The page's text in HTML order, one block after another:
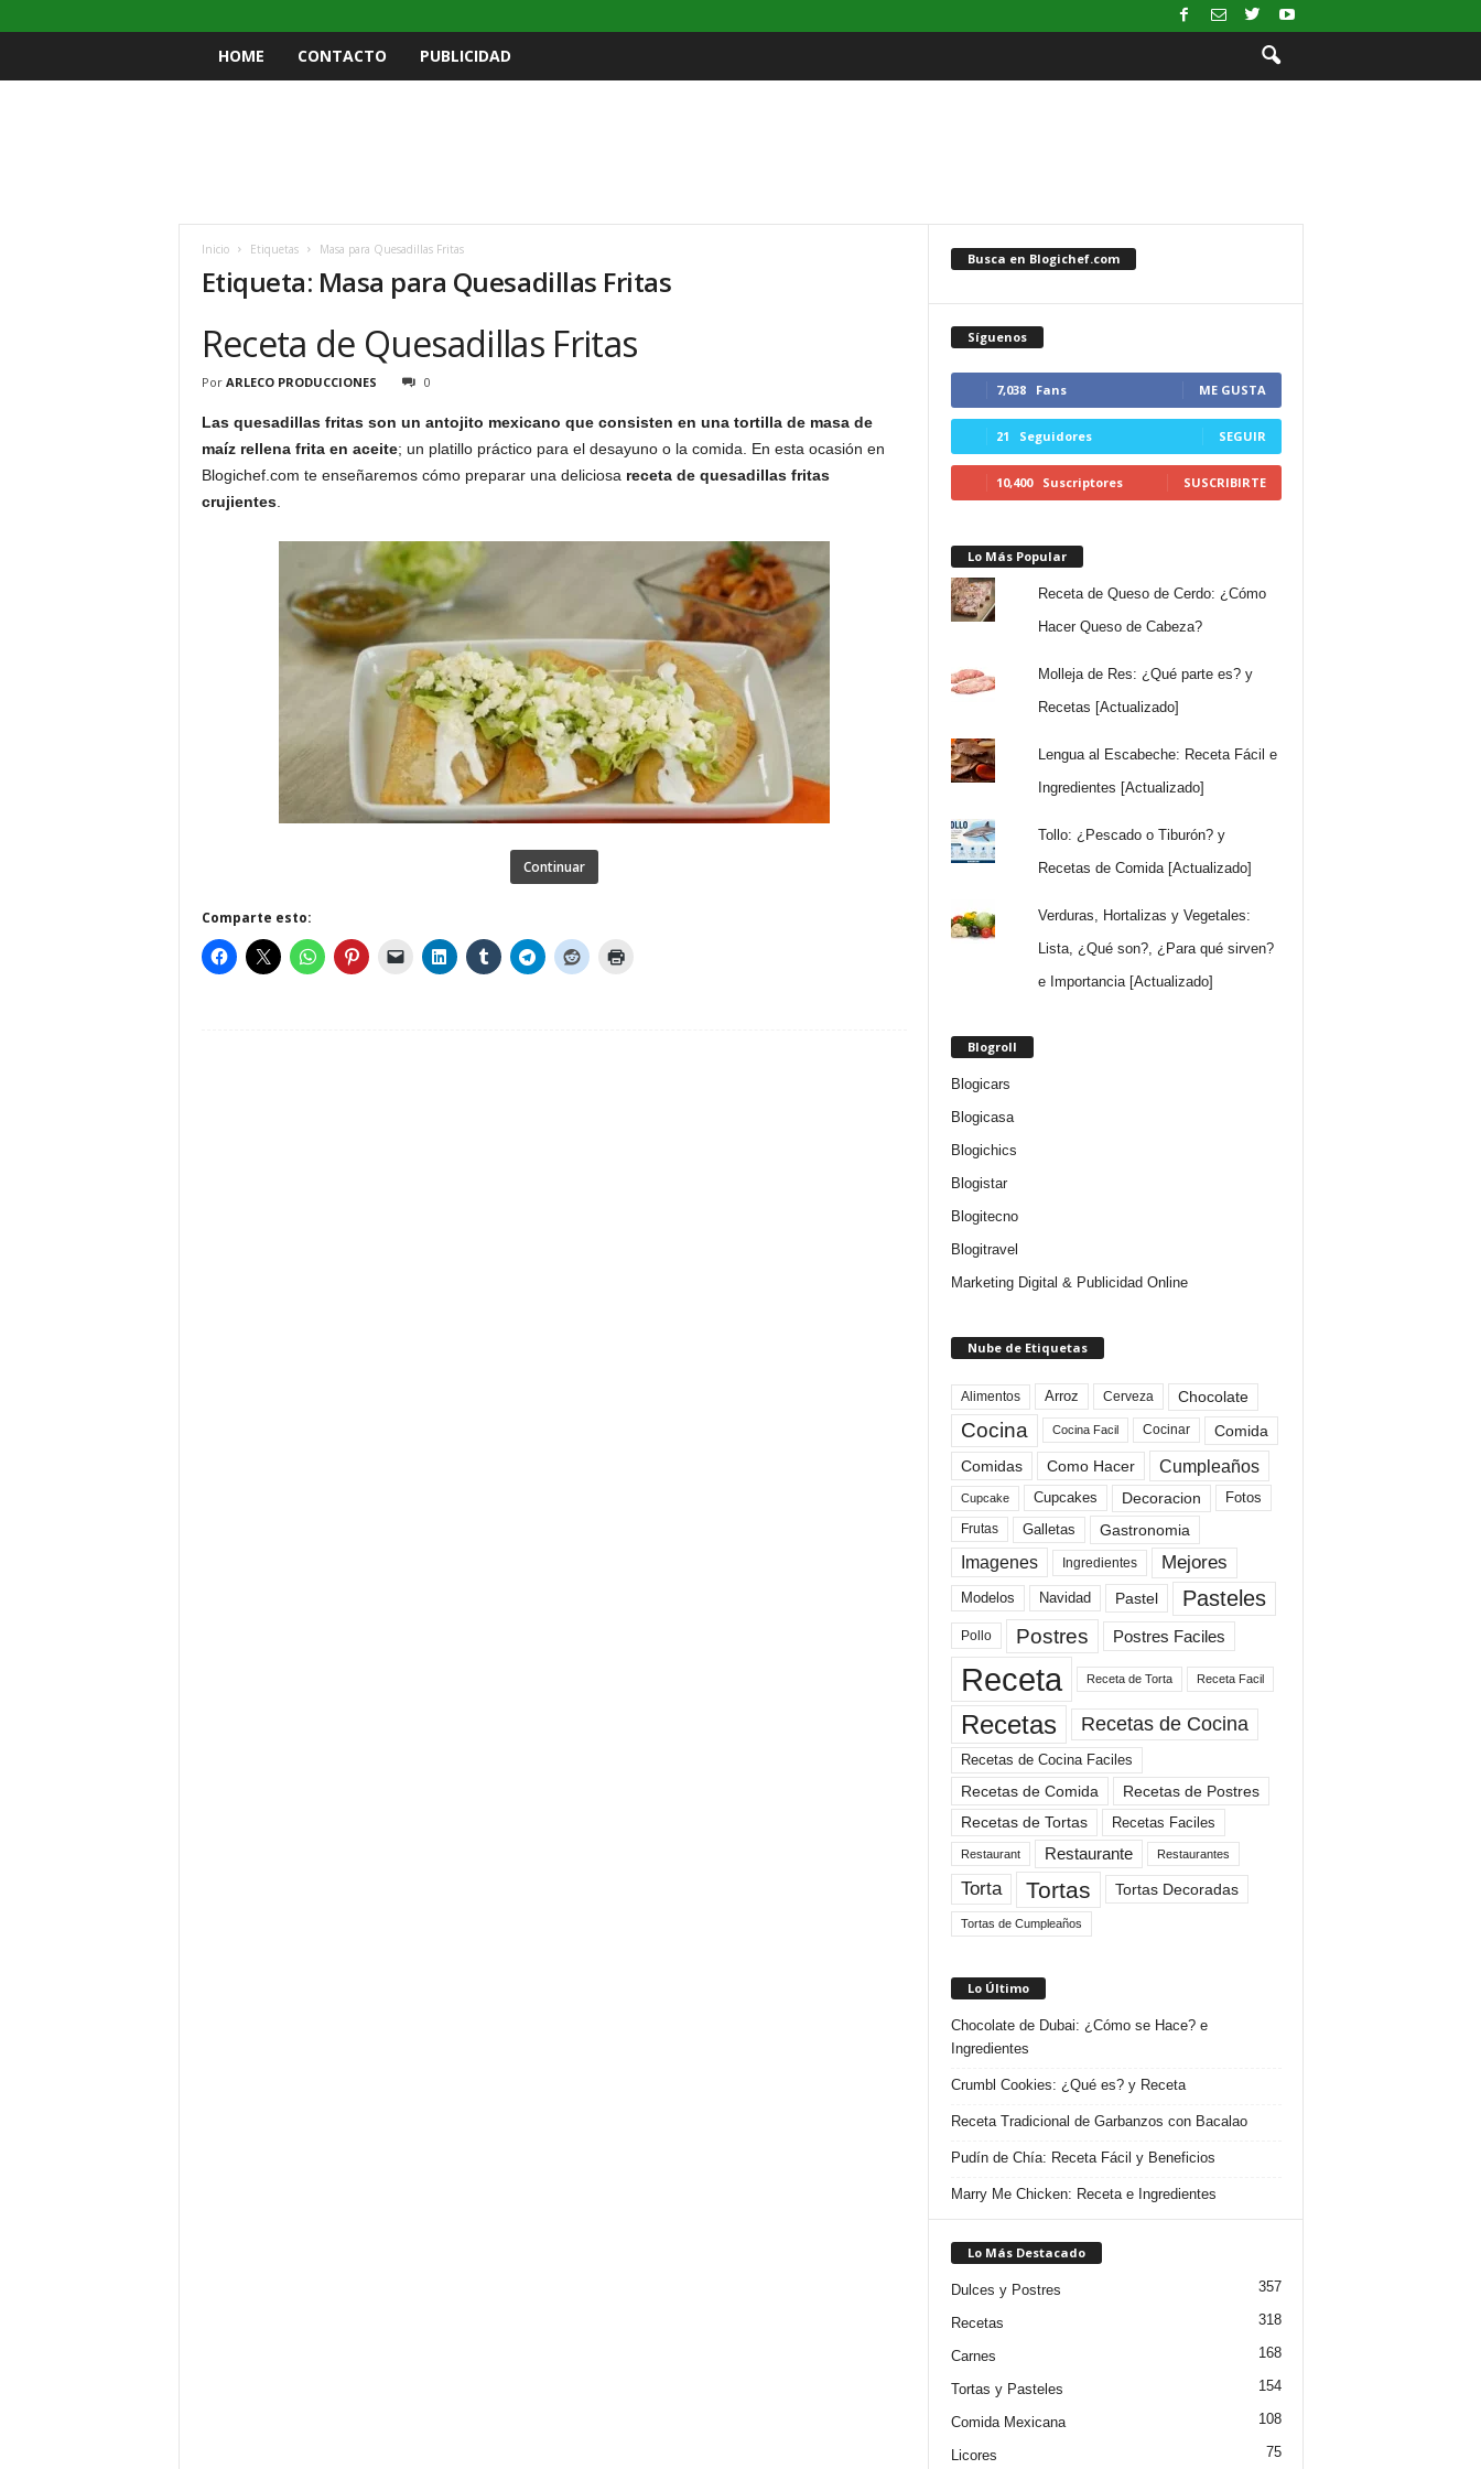
HOME CONTACTO PUBLICIDAD
Inicio Etiquetas Masa para Quesadillas Fritas
Etiqueta: Masa para Quesadillas Fritas
Receta de Quesadillas Fritas
Por ARLECO PRODUCCIONES 0
Las quesadillas fritas son un antojito mexicano que consisten en una tortilla de masa de
maíz rellena frita en aceite; un platillo práctico para el desayuno o la comida. En esta ocasión en
Blogichef.com te enseñaremos cómo preparar una deliciosa receta de quesadillas fritas
crujientes.
Continuar
Comparte esto:
Busca en Blogichef.com
Síguenos
7,038 Fans ME GUSTA
21 Seguidores SEGUIR
10,400 Suscriptores SUSCRIBIRTE
Lo Más Popular
Receta de Queso de Cerdo: ¿Cómo
Hacer Queso de Cabeza?
Molleja de Res: ¿Qué parte es? y
Recetas [Actualizado]
Lengua al Escabeche: Receta Fácil e
Ingredientes [Actualizado]
Tollo: ¿Pescado o Tiburón? y
Recetas de Comida [Actualizado]
Verduras, Hortalizas y Vegetales:
Lista, ¿Qué son?, ¿Para qué sirven?
e Importancia [Actualizado]
Blogroll
Blogicars
Blogicasa
Blogichics
Blogistar
Blogitecno
Blogitravel
Marketing Digital & Publicidad Online
Nube de Etiquetas
Alimentos Arroz Cerveza Chocolate
Cocina Cocina Facil Cocinar
Comida
Comidas
Como Hacer Cumpleaños
Cupcake Cupcakes Decoracion Fotos
Frutas Galletas Gastronomia
Imagenes Ingredientes Mejores
Modelos Navidad Pastel Pasteles
Pollo Postres Postres Faciles
Receta Receta de Torta Receta Facil
Recetas Recetas de Cocina
Recetas de Cocina Faciles
Recetas de Comida
Recetas de Postres
Recetas de Tortas
Recetas Faciles
Restaurant Restaurante Restaurantes
Torta Tortas Tortas Decoradas
Tortas de Cumpleaños
Lo Último
Chocolate de Dubai: ¿Cómo se Hace? e
Ingredientes
Crumbl Cookies: ¿Qué es? y Receta
Receta Tradicional de Garbanzos con Bacalao
Pudín de Chía: Receta Fácil y Beneficios
Marry Me Chicken: Receta e Ingredientes
Lo Más Destacado
Dulces y Postres 357
Recetas 318
Carnes 168
Tortas y Pasteles 154
Comida Mexicana 108
Licores 75